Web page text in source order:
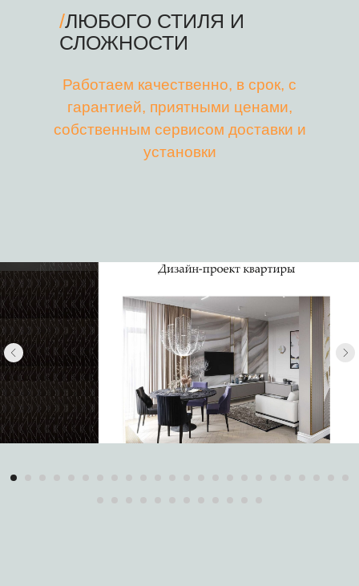
/ЛЮБОГО СТИЛЯ И
СЛОЖНОСТИ
Работаем качественно, в срок, с
гарантией, приятными ценами,
собственным сервисом доставки и
установки